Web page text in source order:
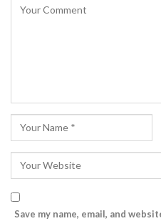
Save my name, email, and